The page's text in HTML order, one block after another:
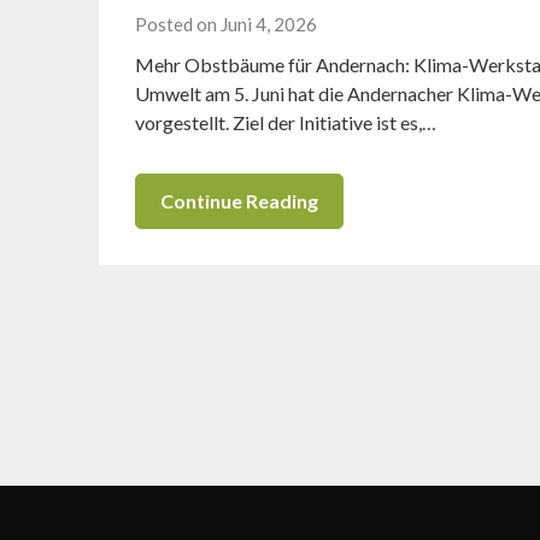
Posted on Juni 4, 2026
Mehr Obstbäume für Andernach: Klima-
Umwelt am 5. Juni hat die Andernacher Klima-
vorgestellt. Ziel der Initiative ist es,…
Continue Reading